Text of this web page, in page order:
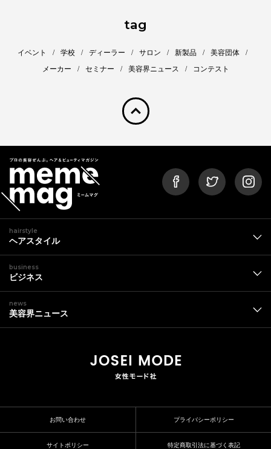
tag
イベント 学校 ディーラー サロン 新製品
美容団体
メーカー
セミナー 美容界ニュース コンテスト
pagetop
hairstyle
ヘアスタイル
business
ビジネス
news
美容界ニュース
お問い合わせ プライバシーポリシー
サイトポリシー 特定商取引法に基づく表記